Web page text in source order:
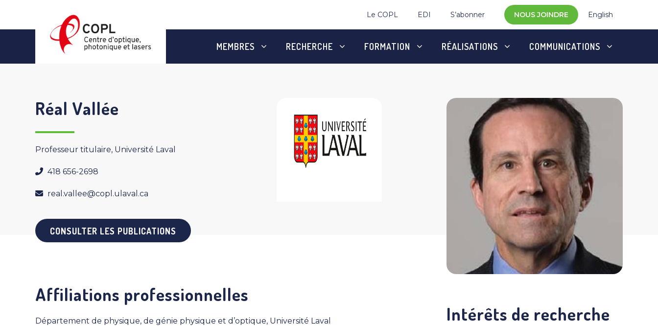
Le COPL EDI S’abonner NOUS JOINDRE English
MEMBRES RECHERCHE FORMATION RÉALISATIONS COMMUNICATIONS
Réal Vallée
Professeur titulaire, Université Laval
418 656-2698
real.vallee@copl.ulaval.ca
CONSULTER LES PUBLICATIONS
Affiliations professionnelles
Département de physique, de génie physique et d’optique, Université Laval Intérêts de recherche